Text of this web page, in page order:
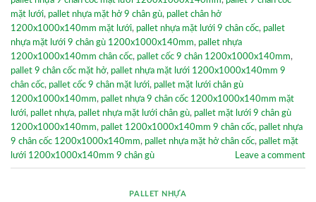
mặt lưới, pallet nhựa mặt hở 9 chân gù, pallet chân hở
1200x1000x140mm mặt lưới, pallet nhựa mặt lưới 9 chân cốc, pallet
nhựa mặt lưới 9 chân gù 1200x1000x140mm, pallet nhựa
1200x1000x140mm chân cốc, pallet cốc 9 chân 1200x1000x140mm,
pallet 9 chân cốc mặt hở, pallet nhựa mặt lưới 1200x1000x140mm 9
chân cốc, pallet cốc 9 chân mặt lưới, pallet mặt lưới chân gù
1200x1000x140mm, pallet nhựa 9 chân cốc 1200x1000x140mm mặt
lưới, pallet nhựa, pallet nhựa mặt lưới chân gù, pallet mặt lưới 9 chân gù
1200x1000x140mm, pallet 1200x1000x140mm 9 chân cốc, pallet nhựa
9 chân cốc 1200x1000x140mm, pallet nhựa mặt hở chân cốc, pallet mặt
lưới 1200x1000x140mm 9 chân gù
Leave a comment
PALLET NHỰA